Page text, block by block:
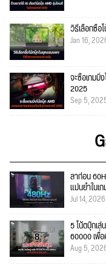
วิธีเลือกซื้อ
Jan 16,
จะซื้อเกมมิ่
2025
Sep 5,
ลาก่อน
แม่นยำในเ
Jul 14, 2026
5 โน้ตบุ๊กเ
60000 เพื่
Aug 5,